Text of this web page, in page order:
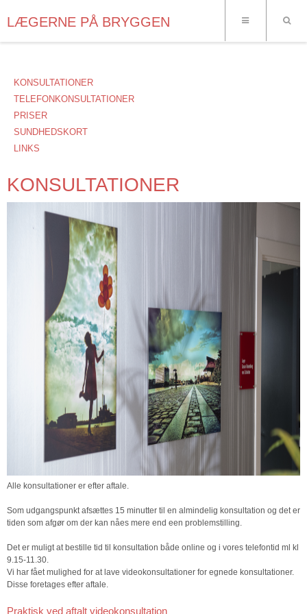
LÆGERNE PÅ BRYGGEN
KONSULTATIONER
TELEFONKONSULTATIONER
PRISER
SUNDHEDSKORT
LINKS
KONSULTATIONER
Alle konsultationer er efter aftale.
Som udgangspunkt afsættes 15 minutter til en almindelig konsultation og det er
tiden som afgør om der kan nåes mere end een problemstilling.
Det er muligt at bestille tid til konsultation både online og i vores telefontid ml kl
9.15-11.30.
Vi har fået mulighed for at lave videokonsultationer for egnede konsultationer.
Disse foretages efter aftale.
Praktisk ved aftalt videokonsultation